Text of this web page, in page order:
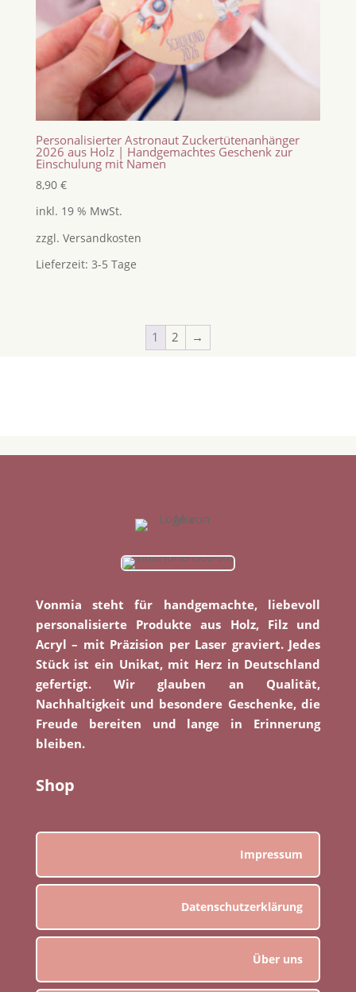
Personalisierter Astronaut Zuckertütenanhänger
2026 aus Holz | Handgemachtes Geschenk zur
Einschulung mit Namen
8,90 €
inkl. 19 % MwSt.
zzgl. Versandkosten
Lieferzeit: 3-5 Tage
1 2 →
Vonmia steht für handgemachte, liebevoll
personalisierte Produkte aus Holz, Filz und
Acryl – mit Präzision per Laser graviert. Jedes
Stück ist ein Unikat, mit Herz in Deutschland
gefertigt. Wir glauben an Qualität,
Nachhaltigkeit und besondere Geschenke, die
Freude bereiten und lange in Erinnerung
bleiben.
Shop
Impressum
Datenschutzerklärung
Über uns